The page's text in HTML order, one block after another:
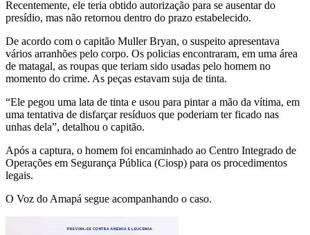
Recentemente, ele teria obtido autorização para se ausentar do
presídio, mas não retornou dentro do prazo estabelecido.
De acordo com o capitão Muller Bryan, o suspeito apresentava
vários arranhões pelo corpo. Os policias encontraram, em uma área
de matagal, as roupas que teriam sido usadas pelo homem no
momento do crime. As peças estavam suja de tinta.
“Ele pegou uma lata de tinta e usou para pintar a mão da vítima, em
uma tentativa de disfarçar resíduos que poderiam ter ficado nas
unhas dela”, detalhou o capitão.
Após a captura, o homem foi encaminhado ao Centro Integrado de
Operações em Segurança Pública (Ciosp) para os procedimentos
legais.
O Voz do Amapá segue acompanhando o caso.